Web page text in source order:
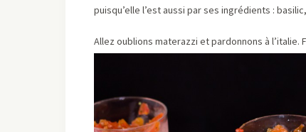
puisqu’elle l’est aussi par ses ingrédients :
Allez oublions materazzi et pardonnons à l’italie.